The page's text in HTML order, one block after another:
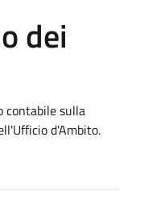
dei
contabile sulla
d'Ambito.